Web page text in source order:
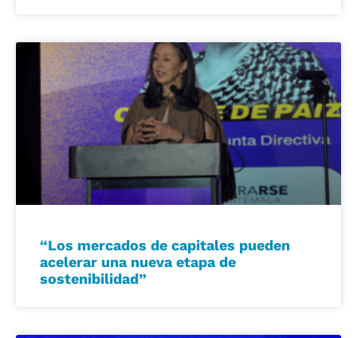
“Los mercados de capitales pueden
acelerar una nueva etapa de
sostenibilidad”